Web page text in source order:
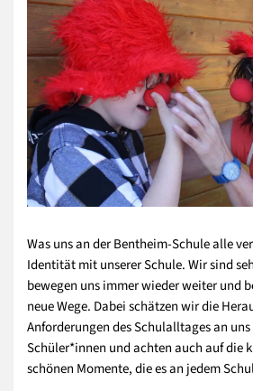
Was uns an der Bentheim-Schule alle
Identität mit unserer Schule. Wir sind
bewegen uns immer wieder weiter und
neue Wege. Dabei schätzen wir die
Anforderungen des Schulalltages an
Schüler*innen und achten auch auf die
schönen Momente, die es an jedem